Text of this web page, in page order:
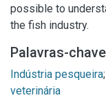
possible to
the fish industry.
Palavras-chave
Indústria pesqueira;
veterinária